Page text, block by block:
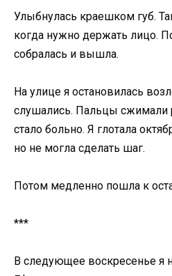
Улыбнулась краешком губ.
когда нужно держать лицо.
собралась и вышла.
На улице я остановилась
слушались. Пальцы сжимали
стало больно. Я глотала
но не могла сделать шаг.
Потом медленно пошла к
***
В следующее воскресенье я